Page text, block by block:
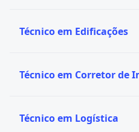
Técnico em Edificações
Técnico em Corretor de
Técnico em Logística